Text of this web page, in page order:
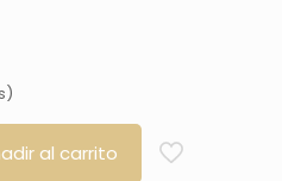
al carrito